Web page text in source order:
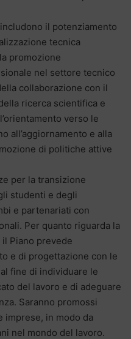
il potenziamento
tecnica
promozione
nel settore tecnico
collaborazione con il
ricerca scientifica e
verso le
all’aggiornamento e alla
di politiche attive
per la transizione
studenti e degli
e partenariati con
Per quanto riguarda la
Piano prevede
e di progettazione con le
fine di individuare le
del lavoro e di adeguare
Saranno promossi
imprese, in modo da
nel mondo del lavoro.